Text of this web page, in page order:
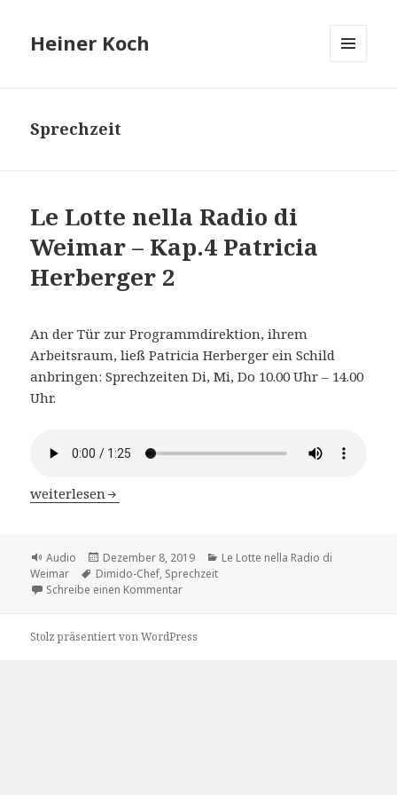
Heiner Koch
Sprechzeit
Le Lotte nella Radio di
Weimar – Kap.4 Patricia
Herberger 2
An der Tür zur Programmdirektion, ihrem
Arbeitsraum, ließ Patricia Herberger ein Schild
anbringen: Sprechzeiten Di, Mi, Do 10.00 Uhr – 14.00
Uhr.
Le Lotte nella Radio di Weimar – Kap.4 Patricia
weiterlesen
Format
Audio
Veröffentlicht
am
Dezember 8, 2019 Kategorien
Le Lotte nella Radio di
Weimar
Schlagwörter
Dimido-Chef, Sprechzeit
Schreibe einen Kommentarzu Le Lotte nella Radio di Weimar – Kap.4
Stolz präsentiert von WordPress